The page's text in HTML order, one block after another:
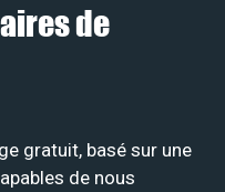
de
gratuit, basé sur une
de nous